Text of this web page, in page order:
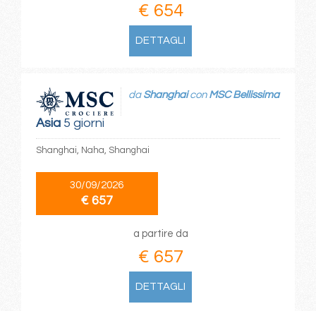
€ 654
DETTAGLI
Asia5 giorni
da Shanghaicon MSC Bellissima
Shanghai, Naha, Shanghai
30/09/2026
€ 657
a partire da
€ 657
DETTAGLI